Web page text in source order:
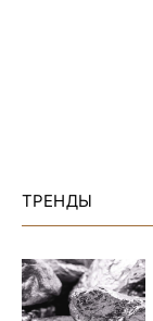
ТРЕНДЫ